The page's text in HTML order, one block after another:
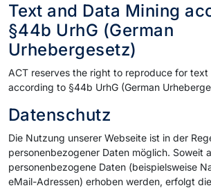
Text and Data Mining
§44b UrhG (German
Urhebergesetz)
ACT reserves the right to reproduce for text
according to §44b UrhG (German
Datenschutz
Die Nutzung unserer Webseite ist in der
personenbezogener Daten möglich. Soweit
personenbezogene Daten (beispielsweise
eMail-Adressen) erhoben werden, erfolgt